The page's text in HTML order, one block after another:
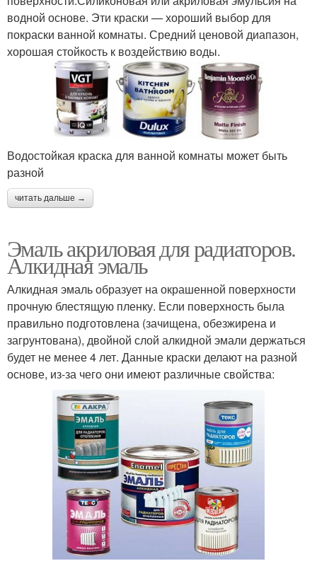
водной основе. Эти краски — хороший выбор для
покраски ванной комнаты. Средний ценовой диапазон,
хорошая стойкость к воздействию воды.
Водостойкая краска для ванной комнаты может быть
разной
читать дальше →
Эмаль акриловая для радиаторов.
Алкидная эмаль
Алкидная эмаль образует на окрашенной поверхности
прочную блестящую пленку. Если поверхность была
правильно подготовлена (зачищена, обезжирена и
загрунтована), двойной слой алкидной эмали держаться
будет не менее 4 лет. Данные краски делают на разной
основе, из-за чего они имеют различные свойства: